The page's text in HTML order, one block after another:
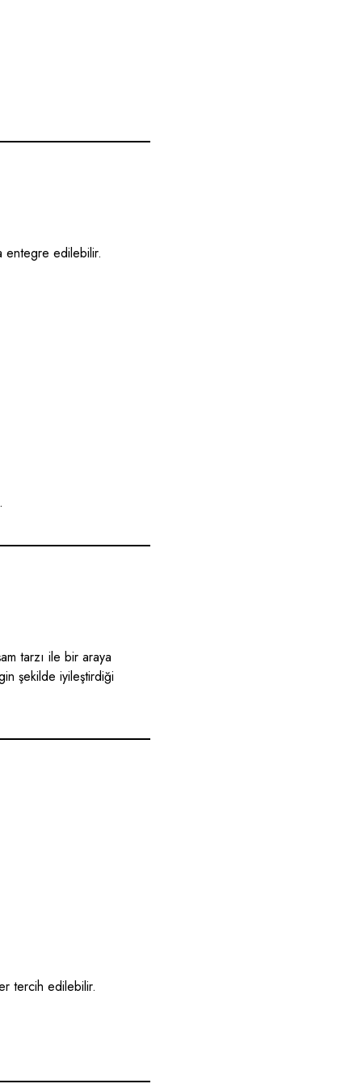
entegre edilebilir.
tarzı ile bir araya
şekilde iyileştirdiği
tercih edilebilir.